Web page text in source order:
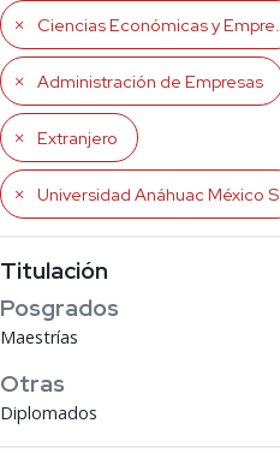
Ciencias Económicas y Empresariales
Administración de Empresas
Extranjero
Universidad Anáhuac México Sur
Titulación
Posgrados
Maestrías
Otras
Diplomados